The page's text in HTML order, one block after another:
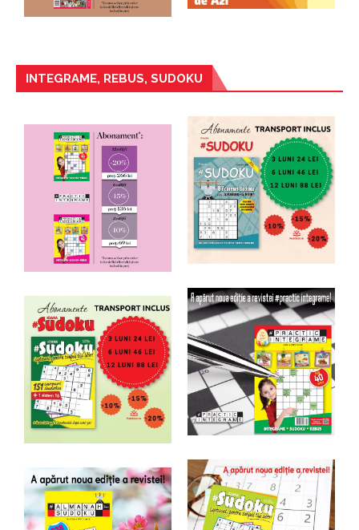
INTEGRAME, REBUS, SUDOKU